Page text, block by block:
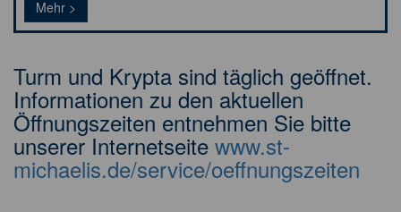
Mehr >
Turm und Krypta sind täglich geöffnet.
Informationen zu den aktuellen
Öffnungszeiten entnehmen Sie bitte
unserer Internetseite www.st-
michaelis.de/service/oeffnungszeiten